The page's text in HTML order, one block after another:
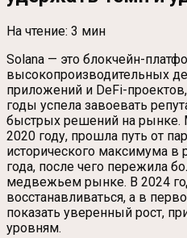
На чтение: 3 мин
Solana — это блокчейн-
высокопроизводительных
приложений и DeFi-
годы успела завоевать
быстрых решений на рынке.
2020 году, прошла путь от
исторического максимума в
года, после чего пережила
медвежьем рынке. В 2024
восстанавливаться, а в
показать уверенный рост,
уровням.